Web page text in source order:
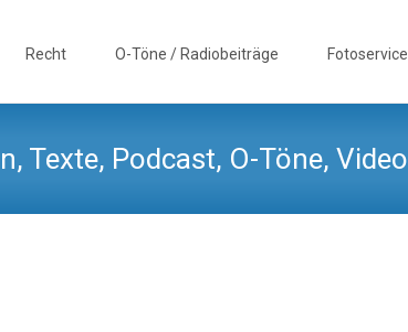
Recht O-Töne / Radiobeiträge Fotoservice
Texte, Podcast, O-Töne, Video